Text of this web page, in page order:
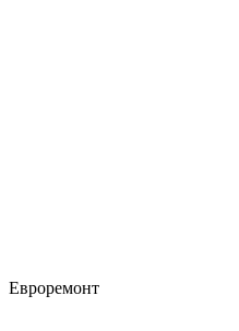
Евроремонт